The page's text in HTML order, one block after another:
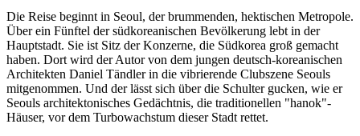
Die Reise beginnt in Seoul, der brummenden, hektischen Metropole.
Über ein Fünftel der südkoreanischen Bevölkerung lebt in der
Hauptstadt. Sie ist Sitz der Konzerne, die Südkorea groß gemacht
haben. Dort wird der Autor von dem jungen deutsch-koreanischen
Architekten Daniel Tändler in die vibrierende Clubszene Seouls
mitgenommen. Und der lässt sich über die Schulter gucken, wie er
Seouls architektonisches Gedächtnis, die traditionellen "hanok"-
Häuser, vor dem Turbowachstum dieser Stadt rettet.